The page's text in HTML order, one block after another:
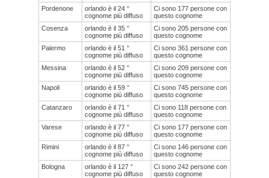
Pordenone
orlando è il 24 °
cognome più diffuso
Ci sono 177 persone con
questo cognome
Cosenza
orlando è il 35 °
cognome più diffuso
Ci sono 205 persone con
questo cognome
Palermo
orlando è il 51 °
cognome più diffuso
Ci sono 361 persone con
questo cognome
Messina
orlando è il 52 °
cognome più diffuso
Ci sono 209 persone con
questo cognome
Napoli
orlando è il 59 °
cognome più diffuso
Ci sono 745 persone con
questo cognome
Catanzaro
orlando è il 71 °
cognome più diffuso
Ci sono 118 persone con
questo cognome
Varese
orlando è il 77 °
cognome più diffuso
Ci sono 177 persone con
questo cognome
Rimini
orlando è il 87 °
cognome più diffuso
Ci sono 146 persone con
questo cognome
Bologna
orlando è il 127 °
cognome più diffuso
Ci sono 242 persone con
questo cognome